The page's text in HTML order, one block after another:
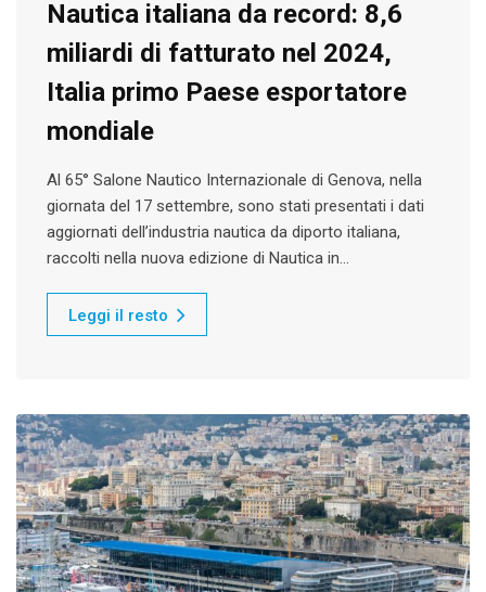
Nautica italiana da record: 8,6
miliardi di fatturato nel 2024,
Italia primo Paese esportatore
mondiale
Al 65° Salone Nautico Internazionale di Genova, nella
giornata del 17 settembre, sono stati presentati i dati
aggiornati dell’industria nautica da diporto italiana,
raccolti nella nuova edizione di Nautica in…
Leggi il resto